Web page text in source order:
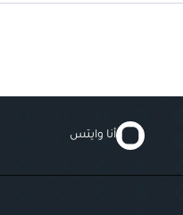
أنا وايتس